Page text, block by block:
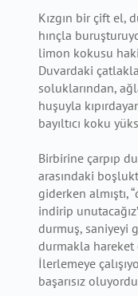
Kızgın bir çift el,
hınçla
limon kokusu
Duvardaki
soluklarından,
huşuyla
bayıltıcı koku
Birbirine çarpıp
arasındaki
giderken almıştı,
indirip
durmuş, saniyeyi
durmakla hareket
İlerlemeye
başarısız